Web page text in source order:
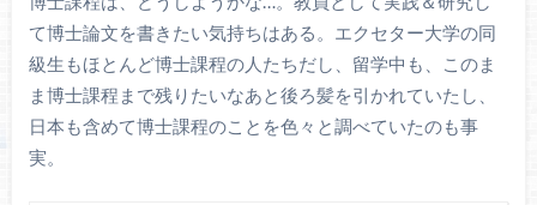
て博士論文を書きたい気持ちはある。エクセター大学の同
級生もほとんど博士課程の人たちだし、留学中も、このま
ま博士課程まで残りたいなあと後ろ髪を引かれていたし、
日本も含めて博士課程のことを色々と調べていたのも事
実。